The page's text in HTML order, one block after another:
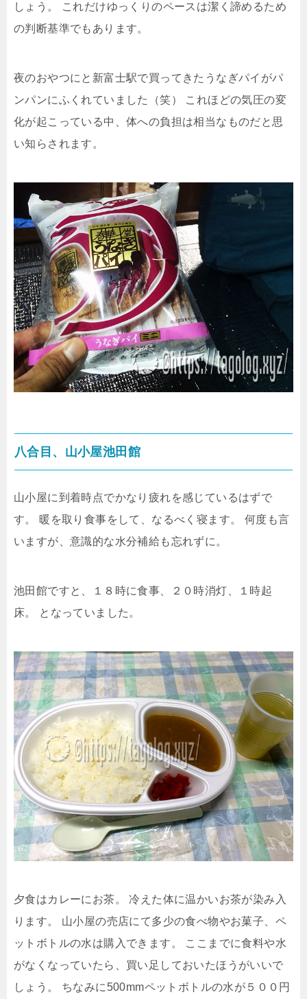
しょう。
これだけゆっくりのペースは潔く諦めるため
の判断基準でもあります。
夜のおやつにと新富士駅で買ってきたうなぎパイがパ
ンパンにふくれていました（笑）
これほどの気圧の変
化が起こっている中、体への負担は相当なものだと思
い知らされます。
八合目、山小屋池田館
山小屋に到着時点でかなり疲れを感じているはずで
す。
暖を取り食事をして、なるべく寝ます。
何度も言
いますが、意識的な水分補給も忘れずに。
池田館ですと、１８時に食事、２０時消灯、１時起
床。
となっていました。
夕食はカレーにお茶。
冷えた体に温かいお茶が染み入
ります。
山小屋の売店にて多少の食べ物やお菓子、ペ
ットボトルの水は購入できます。
ここまでに食料や水
がなくなっていたら、買い足しておいたほうがいいで
しょう。
ちなみに500mmペットボトルの水が５００円